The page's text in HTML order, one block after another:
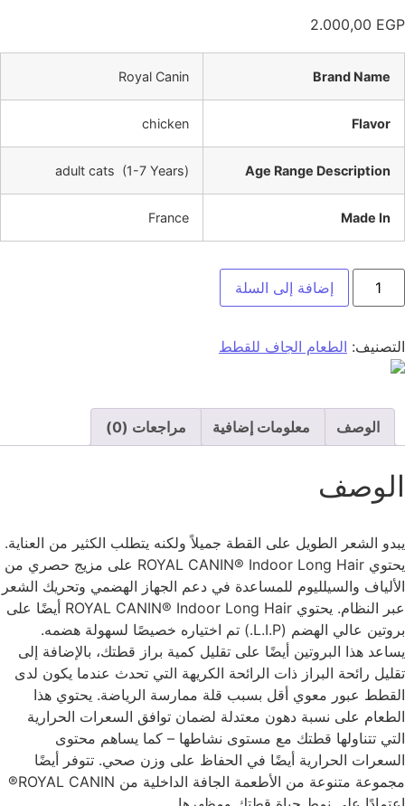
2.000,00 EGP
Brand Name
Royal Canin
Flavor
chicken
Age Range Description
adult cats (1-7 Years)
Made In
France
إضافة إلى السلة
التصنيف: الطعام الجاف للقطط
الوصف معلومات إضافية مراجعات (0)
الوصف
يبدو الشعر الطويل على القطة جميلاً ولكنه يتطلب الكثير من العناية.
يحتوي ROYAL CANIN® Indoor Long Hair على مزيج حصري من
الألياف والسيلليوم للمساعدة في دعم الجهاز الهضمي وتحريك الشعر
عبر النظام. يحتوي ROYAL CANIN® Indoor Long Hair أيضًا على
بروتين عالي الهضم (L.I.P.) تم اختياره خصيصًا لسهولة هضمه.
يساعد هذا البروتين أيضًا على تقليل كمية براز قطتك، بالإضافة إلى
تقليل رائحة البراز ذات الرائحة الكريهة التي تحدث عندما يكون لدى
القطط عبور معوي أقل بسبب قلة ممارسة الرياضة. يحتوي هذا
الطعام على نسبة دهون معتدلة لضمان توافق السعرات الحرارية
التي تتناولها قطتك مع مستوى نشاطها – كما يساهم محتوى
السعرات الحرارية أيضًا في الحفاظ على وزن صحي. تتوفر أيضًا
مجموعة متنوعة من الأطعمة الجافة الداخلية من ROYAL CANIN®